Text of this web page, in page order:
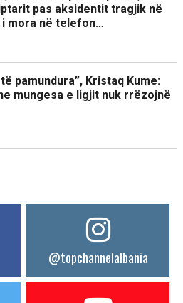
pas aksidentit tragjik në
i mora në telefon…
pamundura”, Kristaq Kume:
mungesa e ligjit nuk rrëzojnë
@topchannelalbania